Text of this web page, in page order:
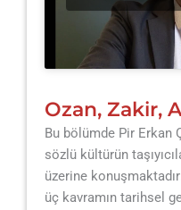
Ozan, Zakir,
Bu bölümde Pir Erkan
sözlü kültürün
üzerine
üç kavramın tarihsel